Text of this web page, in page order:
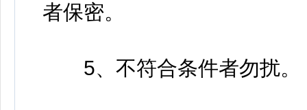
者保密。
5、不符合条件者勿扰。